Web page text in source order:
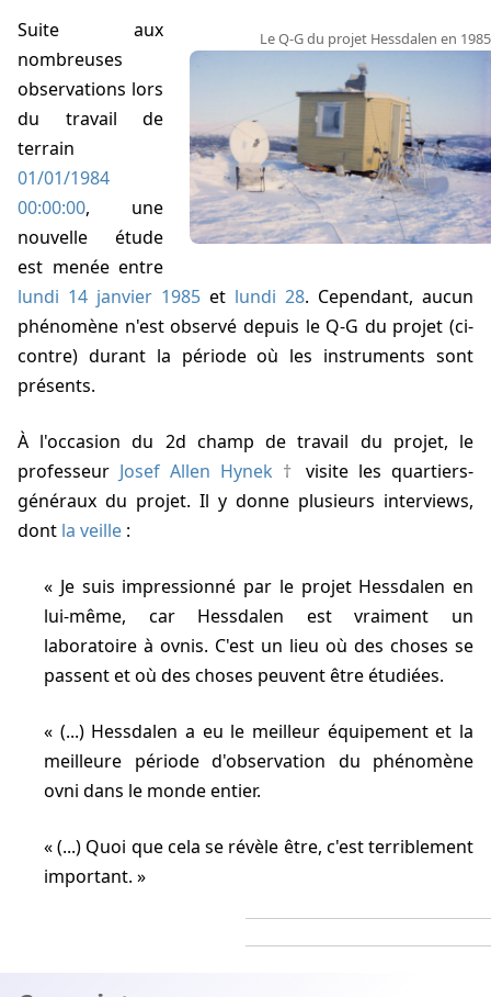
Le Q-G du projet Hessdalen en 1985
Suite aux
nombreuses
observations lors
du travail de
terrain
01/01/1984
00:00:00, une
nouvelle étude
est menée entre
lundi 14 janvier 1985 et lundi 28. Cependant, aucun
phénomène n'est observé depuis le Q-G du projet (ci-
contre) durant la période où les instruments sont
présents.
À l'occasion du 2d champ de travail du projet, le
professeur Josef Allen Hynek
visite les quartiers-
généraux du projet. Il y donne plusieurs interviews,
dont la veille :
Je suis impressionné par le projet Hessdalen en
lui-même, car Hessdalen est vraiment un
laboratoire à ovnis. C'est un lieu où des choses se
passent et où des choses peuvent être étudiées.
(...) Hessdalen a eu le meilleur équipement et la
meilleure période d'observation du phénomène
ovni dans le monde entier.
(...) Quoi que cela se révèle être, c'est terriblement
important.